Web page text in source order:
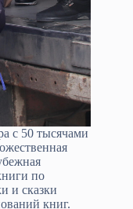
с 50 тысячами
по
и сказки
книг.